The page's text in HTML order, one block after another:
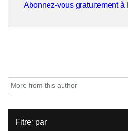
Abonnez-vous gratuitement à
Fitrer par